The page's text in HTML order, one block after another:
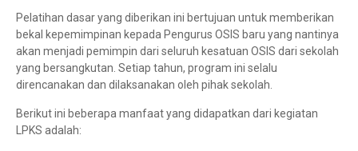
Pelatihan dasar yang diberikan ini bertujuan untuk memberikan
bekal kepemimpinan kepada Pengurus OSIS baru yang nantinya
akan menjadi pemimpin dari seluruh kesatuan OSIS dari sekolah
yang bersangkutan. Setiap tahun, program ini selalu
direncanakan dan dilaksanakan oleh pihak sekolah.
Berikut ini beberapa manfaat yang didapatkan dari kegiatan
LPKS adalah: